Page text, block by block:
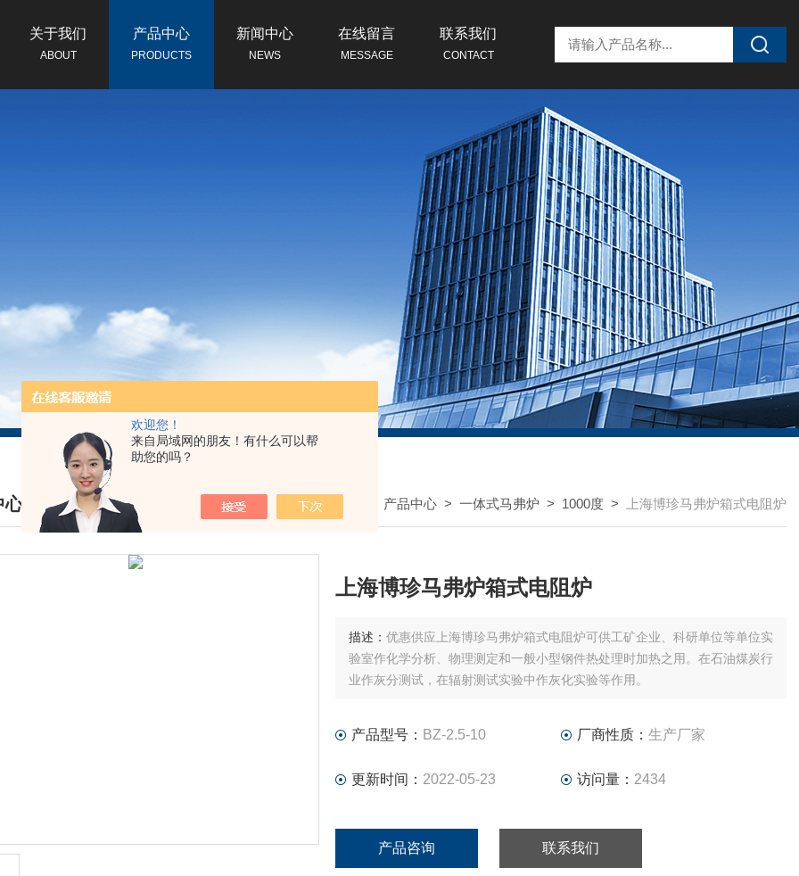
欢迎您！
来自局域网的朋友！有什么可以帮
助您的吗？
关于我们
ABOUT
产品中心
PRODUCTS
新闻中心
NEWS
在线留言
MESSAGE
联系我们
CONTACT
心
CENTER
我的位置： 产品中心 > 一体式马弗炉 > 1000度 > 上海博珍马弗炉箱式电阻炉
上海博珍马弗炉箱式电阻炉
描述： 优惠供应上海博珍马弗炉箱式电阻炉可供工矿企业、科研单位等单位实
验室作化学分析、物理测定和一般小型钢件热处理时加热之用。在石油煤炭行
业作灰分测试，在辐射测试实验中作灰化实验等作用。
产品型号： BZ-2.5-10 厂商性质： 生产厂家
更新时间： 2022-05-23 访问量： 2434
产品咨询 联系我们